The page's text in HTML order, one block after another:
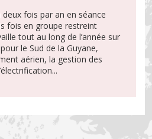
deux fois par an en séance
fois en groupe restreint
tout au long de l’année sur
le Sud de la Guyane,
aérien, la gestion des